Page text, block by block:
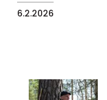
6.2.2026